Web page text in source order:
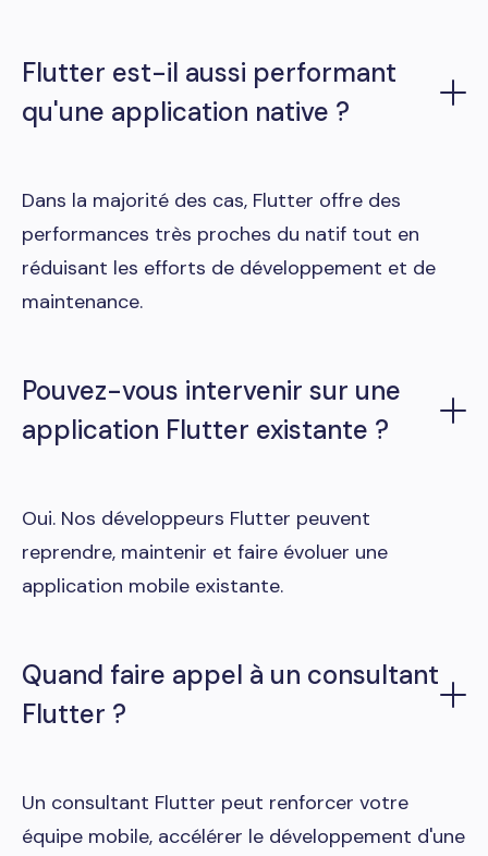
Flutter est-il aussi performant
qu'une application native ?
Dans la majorité des cas, Flutter offre des
performances très proches du natif tout en
réduisant les efforts de développement et de
maintenance.
Pouvez-vous intervenir sur une
application Flutter existante ?
Oui. Nos développeurs Flutter peuvent
reprendre, maintenir et faire évoluer une
application mobile existante.
Quand faire appel à un consultant
Flutter ?
Un consultant Flutter peut renforcer votre
équipe mobile, accélérer le développement d'une